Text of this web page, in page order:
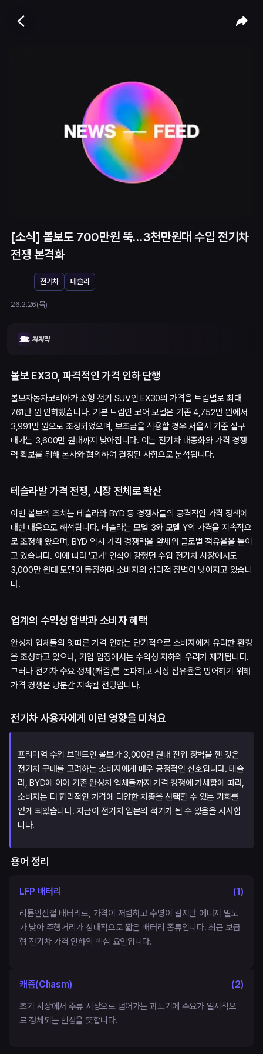
[소식] 볼보도 700만원 뚝…3천만원대 수입 전기차
전쟁 본격화
전기차 테슬라
26.2.26(목)
볼보 EX30, 파격적인 가격 인하 단행
볼보자동차코리아가 소형 전기 SUV인 EX30의 가격을 트림별로 최대
761만 원 인하했습니다. 기본 트림인 코어 모델은 기존 4,752만 원에서
3,991만 원으로 조정되었으며, 보조금을 적용할 경우 서울시 기준 실구
매가는 3,600만 원대까지 낮아집니다. 이는 전기차 대중화와 가격 경쟁
력 확보를 위해 본사와 협의하여 결정된 사항으로 분석됩니다.
테슬라발 가격 전쟁, 시장 전체로 확산
이번 볼보의 조치는 테슬라와 BYD 등 경쟁사들의 공격적인 가격 정책에
대한 대응으로 해석됩니다. 테슬라는 모델 3와 모델 Y의 가격을 지속적으
로 조정해 왔으며, BYD 역시 가격 경쟁력을 앞세워 글로벌 점유율을 높이
고 있습니다. 이에 따라 '고가' 인식이 강했던 수입 전기차 시장에서도
3,000만 원대 모델이 등장하며 소비자의 심리적 장벽이 낮아지고 있습니
다.
업계의 수익성 압박과 소비자 혜택
완성차 업체들의 잇따른 가격 인하는 단기적으로 소비자에게 유리한 환경
을 조성하고 있으나, 기업 입장에서는 수익성 저하의 우려가 제기됩니다.
그러나 전기차 수요 정체(캐즘)를 돌파하고 시장 점유율을 방어하기 위해
가격 경쟁은 당분간 지속될 전망입니다.
전기차 사용자에게 이런 영향을 미쳐요
프리미엄 수입 브랜드인 볼보가 3,000만 원대 진입 장벽을 깬 것은
전기차 구매를 고려하는 소비자에게 매우 긍정적인 신호입니다. 테슬
라, BYD에 이어 기존 완성차 업체들까지 가격 경쟁에 가세함에 따라,
소비자는 더 합리적인 가격에 다양한 차종을 선택할 수 있는 기회를
얻게 되었습니다. 지금이 전기차 입문의 적기가 될 수 있음을 시사합
니다.
용어 정리
LFP 배터리 (1)
리튬인산철 배터리로, 가격이 저렴하고 수명이 길지만 에너지 밀도
가 낮아 주행거리가 상대적으로 짧은 배터리 종류입니다. 최근 보급
형 전기차 가격 인하의 핵심 요인입니다.
캐즘(Chasm) (2)
초기 시장에서 주류 시장으로 넘어가는 과도기에 수요가 일시적으
로 정체되는 현상을 뜻합니다.